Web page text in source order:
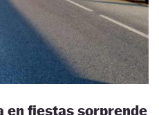
en fiestas sorprende